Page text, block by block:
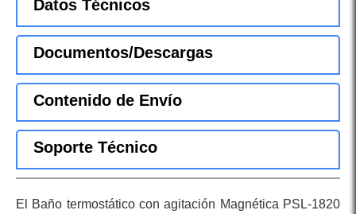
Datos Técnicos
Documentos/Descargas
Contenido de Envío
Soporte Técnico
El Baño termostático con agitación Magnética PSL-1820